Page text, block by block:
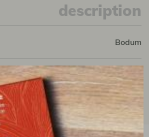
description
Bodum
écrire un avis